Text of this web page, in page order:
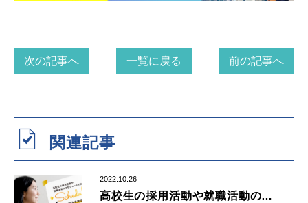
次の記事へ 一覧に戻る 前の記事へ
関連記事
2022.10.26
高校生の採用活動や就職活動のス